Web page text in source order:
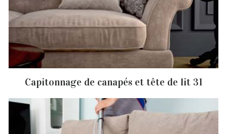
Capitonnage de canapés et tête de lit 31